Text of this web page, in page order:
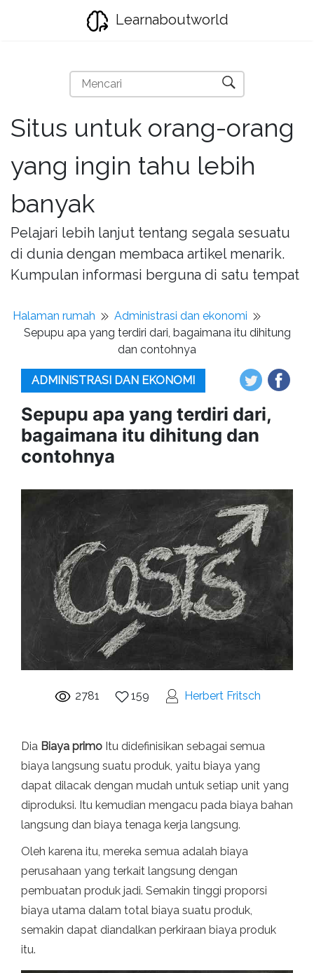
Learnaboutworld
Situs untuk orang-orang
yang ingin tahu lebih
banyak
Pelajari lebih lanjut tentang segala sesuatu
di dunia dengan membaca artikel menarik.
Kumpulan informasi berguna di satu tempat
Halaman rumah
Administrasi dan ekonomi
Sepupu apa yang terdiri dari, bagaimana itu dihitung
dan contohnya
ADMINISTRASI DAN EKONOMI
Sepupu apa yang terdiri dari,
bagaimana itu dihitung dan
contohnya
2781 159 Herbert Fritsch
Dia Biaya primo Itu didefinisikan sebagai semua
biaya langsung suatu produk, yaitu biaya yang
dapat dilacak dengan mudah untuk setiap unit yang
diproduksi. Itu kemudian mengacu pada biaya bahan
langsung dan biaya tenaga kerja langsung.
Oleh karena itu, mereka semua adalah biaya
perusahaan yang terkait langsung dengan
pembuatan produk jadi. Semakin tinggi proporsi
biaya utama dalam total biaya suatu produk,
semakin dapat diandalkan perkiraan biaya produk
itu.